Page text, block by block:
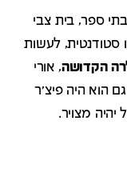
ספר, בית צבי
סטודנטית, לעשות
הקדושה, אורי
הוא היה פיצ'ר
מצויר.